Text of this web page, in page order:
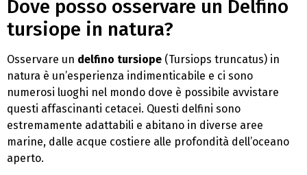
Dove posso osservare un Delfino
tursiope in natura?
Osservare un delfino tursiope (Tursiops truncatus) in
natura è un’esperienza indimenticabile e ci sono
numerosi luoghi nel mondo dove è possibile avvistare
questi affascinanti cetacei. Questi delfini sono
estremamente adattabili e abitano in diverse aree
marine, dalle acque costiere alle profondità dell’oceano
aperto.